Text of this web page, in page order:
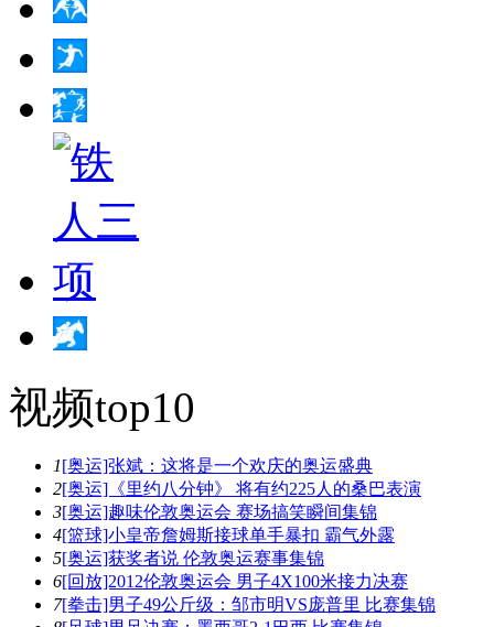
视频top10
1[奥运]张斌：这将是一个欢庆的奥运盛典
2[奥运]《里约八分钟》 将有约225人的桑巴表演
3[奥运]趣味伦敦奥运会 赛场搞笑瞬间集锦
4[篮球]小皇帝詹姆斯接球单手暴扣 霸气外露
5[奥运]获奖者说 伦敦奥运赛事集锦
6[回放]2012伦敦奥运会 男子4X100米接力决赛
7[拳击]男子49公斤级：邹市明VS庞普里 比赛集锦